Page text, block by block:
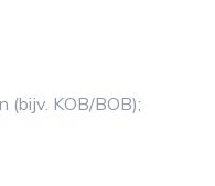
(bijv. KOB/BOB);